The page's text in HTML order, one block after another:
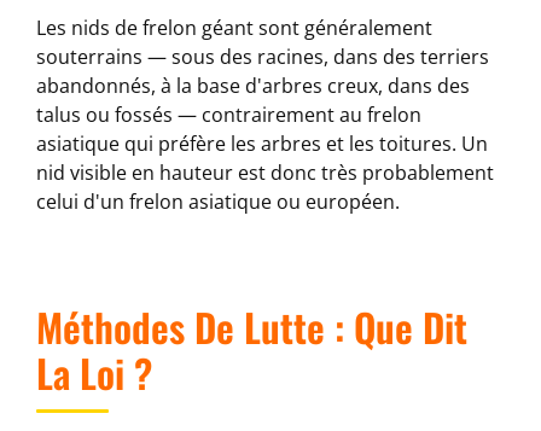
Les nids de frelon géant sont généralement
souterrains — sous des racines, dans des terriers
abandonnés, à la base d'arbres creux, dans des
talus ou fossés — contrairement au frelon
asiatique qui préfère les arbres et les toitures. Un
nid visible en hauteur est donc très probablement
celui d'un frelon asiatique ou européen.
Méthodes De Lutte : Que Dit
La Loi ?